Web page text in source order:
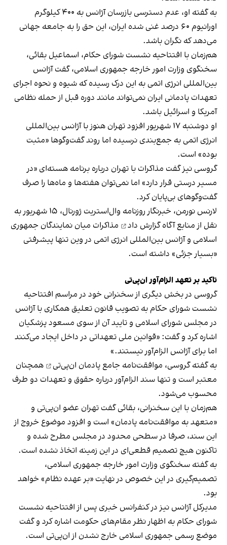
به گفته او، عدم دسترسی بازرسان آژانس به ۴۰۰ کیلوگرم
اورانیوم ۶۰ درصد غنی شده ایران، این حق را به جامعه جهانی
می‌دهد که نگران باشد.
هم‌زمان با افتتاحیه نشست شورای حکام، اسماعیل بقائی،
سخنگوی وزارت امور خارجه جمهوری اسلامی، گفت آژانس
بین‌المللی انرژی اتمی به این درک رسیده که شیوه و نحوه اجرای
تعهدات پادمانی ایران نمی‌تواند مانند دوره قبل از حمله نظامی
آمریکا و اسرائیل باشد.
او دوشنبه ۱۷ شهریور افزود تهران هنوز با آژانس بین‌المللی
انرژی اتمی به جمع‌بندی نرسیده اما روند گفت‌وگوها «مثبت
بوده» است.
گروسی نیز گفت مذاکرات با تهران درباره برنامه هسته‌ای «در
مسیر درستی قرار دارد» اما نمی‌توان هفته‌ها و ماه‌ها را صرف
گفت‌وگوهای بی‌پایان کرد.
لارنس نورمن، خبرنگار روزنامه وال‌استریت ژورنال، ۱۵ شهریور به
نقل از منابع آگاهگزارش داد
مذاکرات میان نمایندگان جمهوری
اسلامی و آژانس بین‌المللی انرژی اتمی در وین تنها پیشرفتی
«بسیار جزئی» داشته است.
تاکید بر تعهد الزام‌آور ان‌پی‌تی
گروسی در بخش دیگری از سخنرانی خود در مراسم افتتاحیه
نشست شورای حکام به تصویب قانون تعلیق همکاری با آژانس
در مجلس شورای اسلامی و تایید آن از سوی مسعود پزشکیان
اشاره کرد و گفت: «قوانین ملی تعهداتی در داخل ایجاد می‌کنند
اما برای آژانس الزام‌آور نیستند.»
به گفته گروسی، موافقت‌نامه جامع پادمان ان‌پی‌تی
همچنان
معتبر است و تنها سند الزام‌آور درباره حقوق و تعهدات دو طرف
محسوب می‌شود.
هم‌زمان با این سخنرانی، بقائی گفت تهران عضو ان‌پی‌تی و
«متعهد به موافقت‌نامه پادمان» است و افزود موضوع خروج از
این سند، صرفا در سطحی محدود در مجلس مطرح شده و
تاکنون هیچ تصمیم قطعی‌ای در این زمینه اتخاذ نشده است.
به گفته سخنگوی وزارت امور خارجه جمهوری اسلامی،
تصمیم‌گیری در این خصوص در نهایت «بر عهده نظام» خواهد
بود.
مدیرکل آژانس نیز در کنفرانس خبری پس از افتتاحیه نشست
شورای حکام به اظهار نظر مقام‌های حکومت اشاره کرد و گفت
موضع رسمی جمهوری اسلامی خارج نشدن از ان‌پی‌تی است.